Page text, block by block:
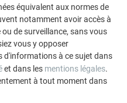
équivalent aux normes de
notamment avoir accès à
de surveillance, sans vous
vous y opposer
d'informations à ce sujet dans
et dans les mentions légales.
à tout moment dans